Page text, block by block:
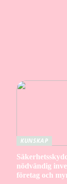
KUNSKAP
nödvändig
företag och